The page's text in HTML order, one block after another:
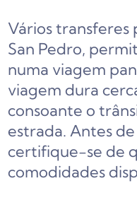
Vários transferes
San Pedro,
numa viagem
viagem dura
consoante o
estrada. Antes
certifique-se de
comodidades